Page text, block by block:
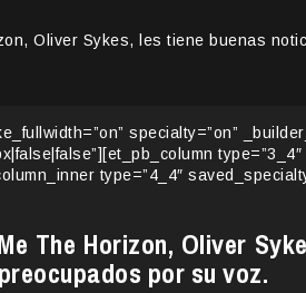
Oliver Sykes, les tiene buenas
specialty=”on”
type=”4_4″
The Horizon, Oliver
por su voz.